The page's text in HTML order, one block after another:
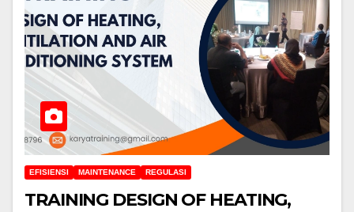
EFISIENSI MAINTENANCE REGULASI
TRAINING DESIGN OF HEATING,